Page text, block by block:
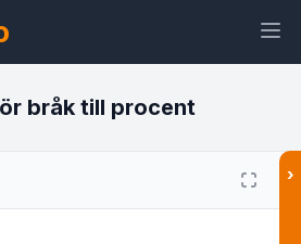
bråk till procent
›